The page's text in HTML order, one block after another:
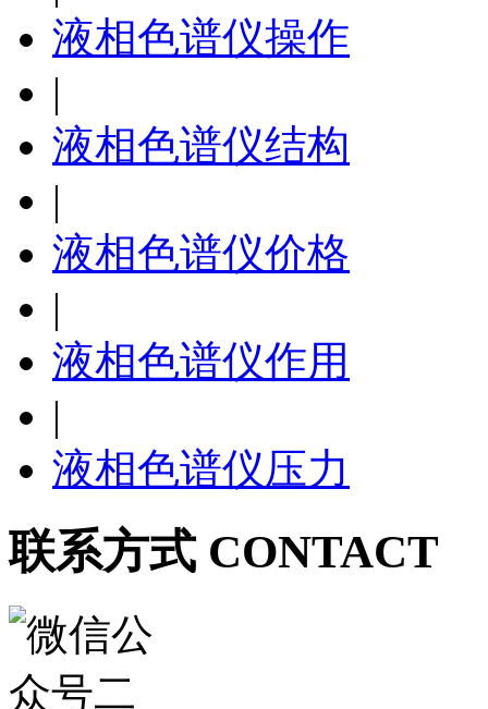
液相色谱仪操作
|
液相色谱仪结构
|
液相色谱仪价格
|
液相色谱仪作用
|
液相色谱仪压力
联系方式 CONTACT